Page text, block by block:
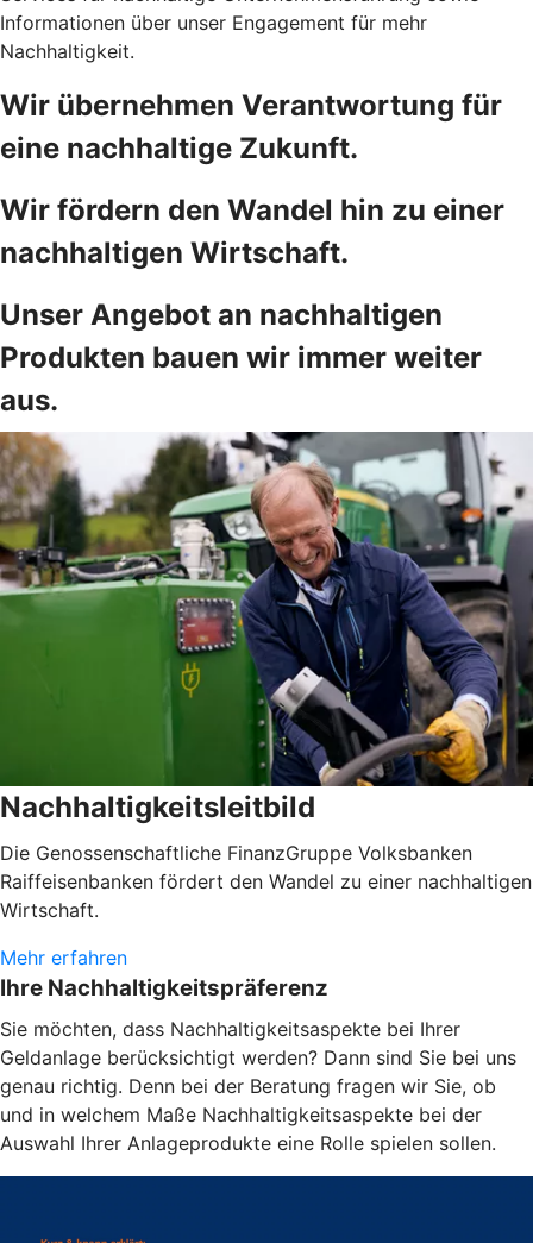
Informationen über unser Engagement für mehr
Nachhaltigkeit.
Wir übernehmen Verantwortung für
eine nachhaltige Zukunft.
Wir fördern den Wandel hin zu einer
nachhaltigen Wirtschaft.
Unser Angebot an nachhaltigen
Produkten bauen wir immer weiter
aus.
Nachhaltigkeitsleitbild
Die Genossenschaftliche FinanzGruppe Volksbanken
Raiffeisenbanken fördert den Wandel zu einer nachhaltigen
Wirtschaft.
Mehr erfahren
Ihre Nachhaltigkeitspräferenz
Sie möchten, dass Nachhaltigkeitsaspekte bei Ihrer
Geldanlage berücksichtigt werden? Dann sind Sie bei uns
genau richtig. Denn bei der Beratung fragen wir Sie, ob
und in welchem Maße Nachhaltigkeitsaspekte bei der
Auswahl Ihrer Anlageprodukte eine Rolle spielen sollen.